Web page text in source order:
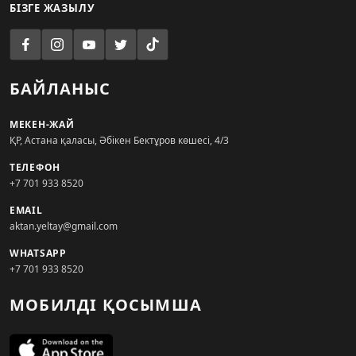
БІЗГЕ ЖАЗЫЛУ
БАЙЛАНЫС
МЕКЕН-ЖАЙ
ҚР, Астана қаласы, Әбікен Бектұров көшесі, 4/3
ТЕЛЕФОН
+7 701 933 8520
EMAIL
aktan.yeltay@gmail.com
WHATSAPP
+7 701 933 8520
МОБИЛДІ ҚОСЫМША